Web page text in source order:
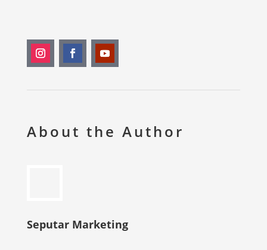
About the Author
Seputar Marketing